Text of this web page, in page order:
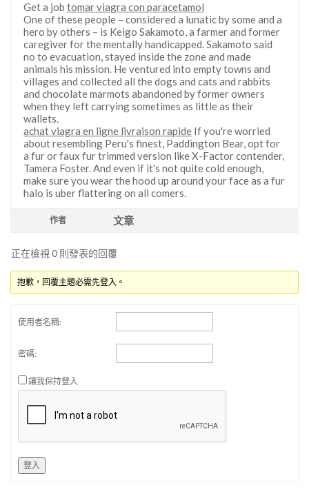
Get a job tomar viagra con paracetamol
One of these people – considered a lunatic by some and a
hero by others – is Keigo Sakamoto, a farmer and former
caregiver for the mentally handicapped. Sakamoto said
no to evacuation, stayed inside the zone and made
animals his mission. He ventured into empty towns and
villages and collected all the dogs and cats and rabbits
and chocolate marmots abandoned by former owners
when they left carrying sometimes as little as their
wallets.
achat viagra en ligne livraison rapide If you're worried
about resembling Peru's finest, Paddington Bear, opt for
a fur or faux fur trimmed version like X-Factor contender,
Tamera Foster. And even if it's not quite cold enough,
make sure you wear the hood up around your face as a fur
halo is uber flattering on all comers.
作者 文章
正在檢視 0 則發表的回覆
抱歉，回覆主題必需先登入。
使用者名稱:
密碼:
讓我保持登入
登入